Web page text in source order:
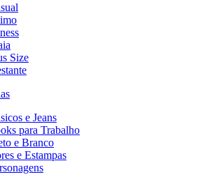
Size
e Jeans
para Trabalho
e Branco
e Estampas